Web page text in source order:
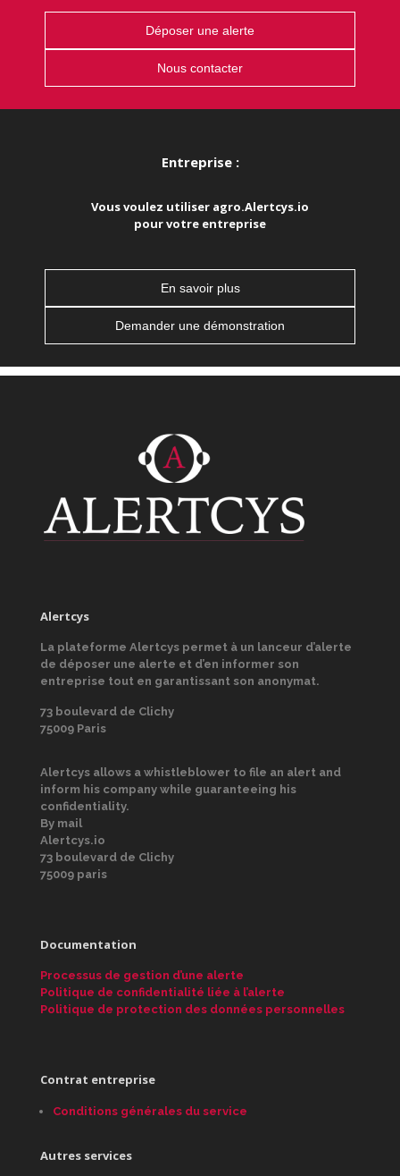
Déposer une alerte
Nous contacter
Entreprise :
Vous voulez utiliser agro.Alertcys.io
pour votre entreprise
En savoir plus
Demander une démonstration
Alertcys
La plateforme Alertcys permet à un lanceur d’alerte
de déposer une alerte et d’en informer son
entreprise tout en garantissant son anonymat.
73 boulevard de Clichy
75009 Paris
Alertcys allows a whistleblower to file an alert and
inform his company while guaranteeing his
confidentiality.
By mail
Alertcys.io
73 boulevard de Clichy
75009 paris
Documentation
Processus de gestion d’une alerte
Politique de confidentialité liée à l’alerte
Politique de protection des données personnelles
Contrat entreprise
Conditions générales du service
Autres services